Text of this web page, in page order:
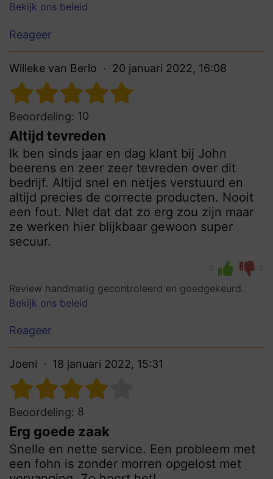
Bekijk ons beleid
Reageer
Willeke van Berlo 20 januari 2022, 16:08
Beoordeling: 10
Altijd tevreden
Ik ben sinds jaar en dag klant bij John
beerens en zeer zeer tevreden over dit
bedrijf. Altijd snel en netjes verstuurd en
altijd precies de correcte producten. Nooit
een fout. NIet dat dat zo erg zou zijn maar
ze werken hier blijkbaar gewoon super
secuur.
0 0
Review handmatig gecontroleerd en goedgekeurd.
Bekijk ons beleid
Reageer
Joeni 18 januari 2022, 15:31
Beoordeling: 8
Erg goede zaak
Snelle en nette service. Een probleem met
een fohn is zonder morren opgelost met